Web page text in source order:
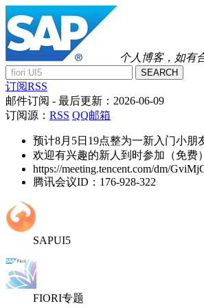
个人博客，如有
SEARCH
订阅RSS
邮件订阅 - 最后更新： 2026-06-09
订阅源： RSS QQ邮箱
预计8月5日19点整为一新入门小朋
欢迎有兴趣的新人到时参加（免费
https://meeting.tencent.com/dm/
腾讯会议ID：176-928-322
SAPUI5
FIORI专题